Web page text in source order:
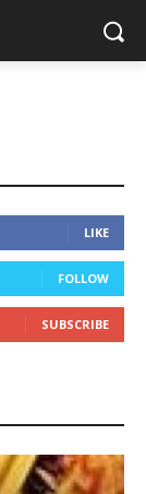
LIKE
FOLLOW
SUBSCRIBE